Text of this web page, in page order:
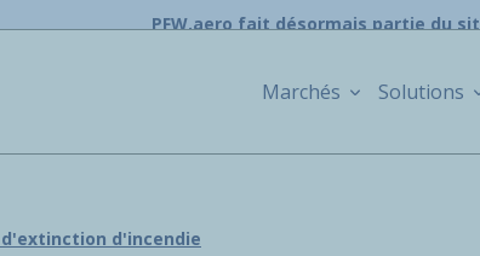
PFW.aero fait désormais partie du
Marchés Solutions
d'incendie